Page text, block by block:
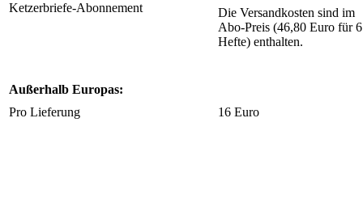
Ketzerbriefe-Abonnement
Die Versandkosten sind im
Abo-Preis (46,80 Euro für 6
Hefte) enthalten.
Außerhalb Europas:
Pro Lieferung
16 Euro